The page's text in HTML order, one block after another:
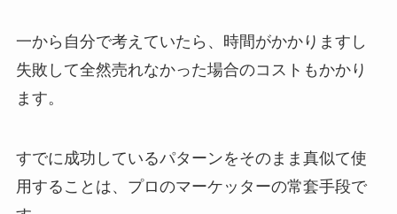
一から自分で考えていたら、時間がかかりますし
失敗して全然売れなかった場合のコストもかかり
ます。
すでに成功しているパターンをそのまま真似て使
用することは、プロのマーケッターの常套手段で